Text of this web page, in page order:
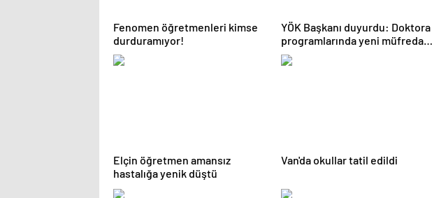
Fenomen öğretmenleri kimse
durduramıyor!
YÖK Başkanı duyurdu: Doktora
programlarında yeni müfredat
geliyor
Elçin öğretmen amansız
hastalığa yenik düştü
Van'da okullar tatil edildi